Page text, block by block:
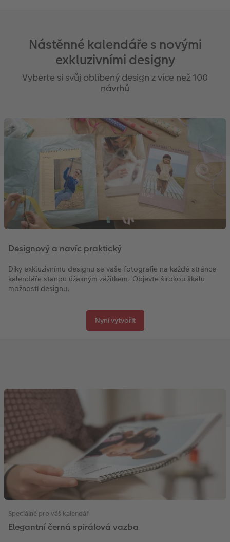
Nástěnné kalendáře s novými
exkluzivními designy
Vyberte si svůj oblíbený design z více než 100
návrhů
Designový a navíc praktický
Díky exkluzivnímu designu se vaše fotografie na každé stránce
kalendáře stanou úžasným zážitkem. Objevte širokou škálu
možností designu.
Nyní vytvořit
Speciálně pro váš kalendář
Elegantní černá spirálová vazba